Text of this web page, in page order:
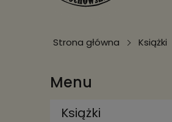
Strona główna Książki
Menu
Książki